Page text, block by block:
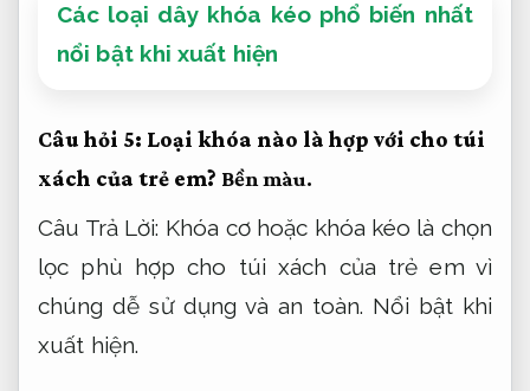
Các loại dây khóa kéo phổ biến nhất
nổi bật khi xuất hiện
Câu hỏi 5: Loại khóa nào là hợp với cho túi
xách của trẻ em? Bền màu.
Câu Trả Lời: Khóa cơ hoặc khóa kéo là chọn
lọc phù hợp cho túi xách của trẻ em vì
chúng dễ sử dụng và an toàn. Nổi bật khi
xuất hiện.